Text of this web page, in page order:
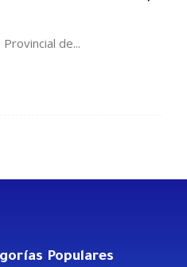
de...
Populares